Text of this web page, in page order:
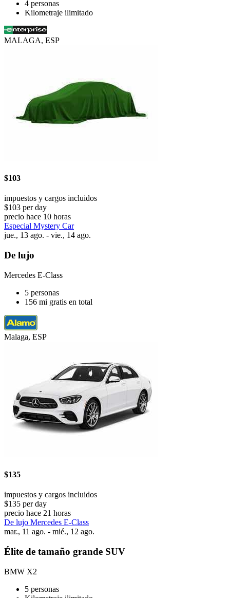
4 personas
Kilometraje ilimitado
MALAGA, ESP
$103
impuestos y cargos incluidos
$103 per day
precio hace 10 horas
Especial Mystery Car
jue., 13 ago. - vie., 14 ago.
De lujo
Mercedes E-Class
5 personas
156 mi gratis en total
Malaga, ESP
$135
impuestos y cargos incluidos
$135 per day
precio hace 21 horas
De lujo Mercedes E-Class
mar., 11 ago. - mié., 12 ago.
Élite de tamaño grande SUV
BMW X2
5 personas